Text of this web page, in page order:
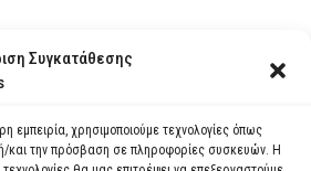
Συγκατάθεσης
εμπειρία, χρησιμοποιούμε τεχνολογίες όπως
και την πρόσβαση σε πληροφορίες συσκευών. Η